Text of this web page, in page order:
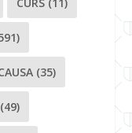
(35)
(49)